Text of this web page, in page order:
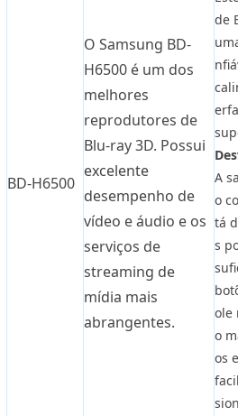
BD-H6500
O Samsung BD-
H6500 é um dos
melhores
reprodutores de
Blu-ray 3D. Possui
excelente
desempenho de
vídeo e áudio e os
serviços de
streaming de
mídia mais
abrangentes.
de
A
o
tá
s
ole
o
os